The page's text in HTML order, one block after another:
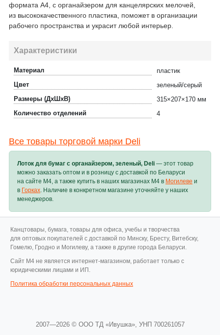
формата А4, с органайзером для канцелярских мелочей,
из высококачественного пластика, поможет в организации
рабочего пространства и украсит любой интерьер.
Характеристики
Материал
пластик
Цвет
зеленый/серый
Размеры (ДхШхВ)
315×207×170 мм
Количество отделений
4
Все товары торговой марки Deli
Лоток для бумаг с органайзером, зеленый, Deli — этот товар
можно заказать оптом и в розницу с доставкой по Беларуси
на сайте M4, а также купить в наших магазинах M4 в Могилеве и
в Горках . Наличие в конкретном магазине уточняйте у наших
менеджеров.
Канцтовары, бумага, товары для офиса, учебы и творчества
для оптовых покупателей с доставкой по Минску, Бресту, Витебску,
Гомелю, Гродно и Могилеву, а также в другие города Беларуси.
Cайт M4 не является интернет-магазином, работает только с
юридическими лицами и ИП.
Политика обработки персональных данных
2007—2026 © ООО ТД «Ивушка», УНП 700261057